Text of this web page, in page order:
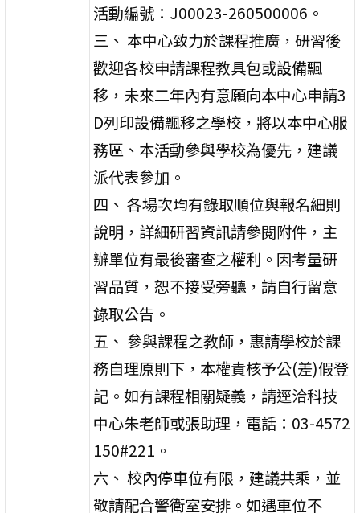
活動編號：J00023-260500006。
三、 本中心致力於課程推廣，研習後
歡迎各校申請課程教具包或設備飄
移，未來二年內有意願向本中心申請3
D列印設備飄移之學校，將以本中心服
務區、本活動參與學校為優先，建議
派代表參加。
四、 各場次均有錄取順位與報名細則
說明，詳細研習資訊請參閱附件，主
辦單位有最後審查之權利。因考量研
習品質，恕不接受旁聽，請自行留意
錄取公告。
五、 參與課程之教師，惠請學校於課
務自理原則下，本權責核予公(差)假登
記。如有課程相關疑義，請逕洽科技
中心朱老師或張助理，電話：03-4572
150#221。
六、 校內停車位有限，建議共乘，並
敬請配合警衛室安排。如遇車位不